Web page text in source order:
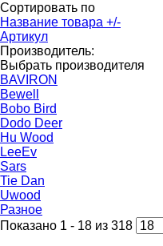
Сортировать по
Название товара +/-
Артикул
Производитель:
Выбрать производителя
BAVIRON
Bewell
Bobo Bird
Dodo Deer
Hu Wood
LeeEv
Sars
Tie Dan
Uwood
Разное
Показано 1 - 18 из 318